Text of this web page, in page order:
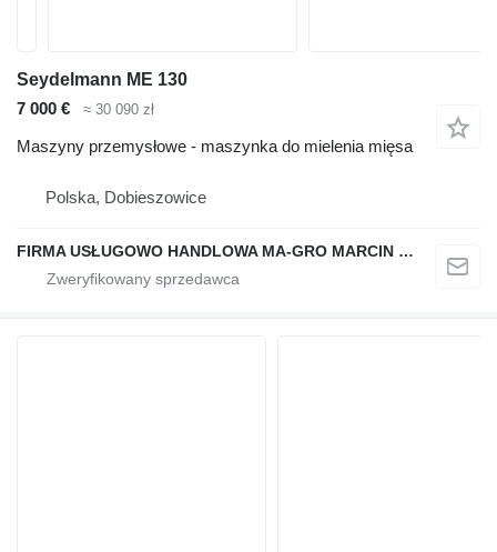
Seydelmann ME 130
7 000 €
≈ 30 090 zł
Maszyny przemysłowe - maszynka do mielenia mięsa
Polska, Dobieszowice
FIRMA USŁUGOWO HANDLOWA MA-GRO MARCIN GROCHOWSKI